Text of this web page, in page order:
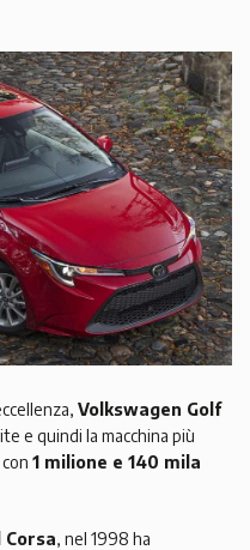
Volkswagen Golf
e quindi la macchina più
con 1 milione e 140 mila
Corsa, nel 1998 ha